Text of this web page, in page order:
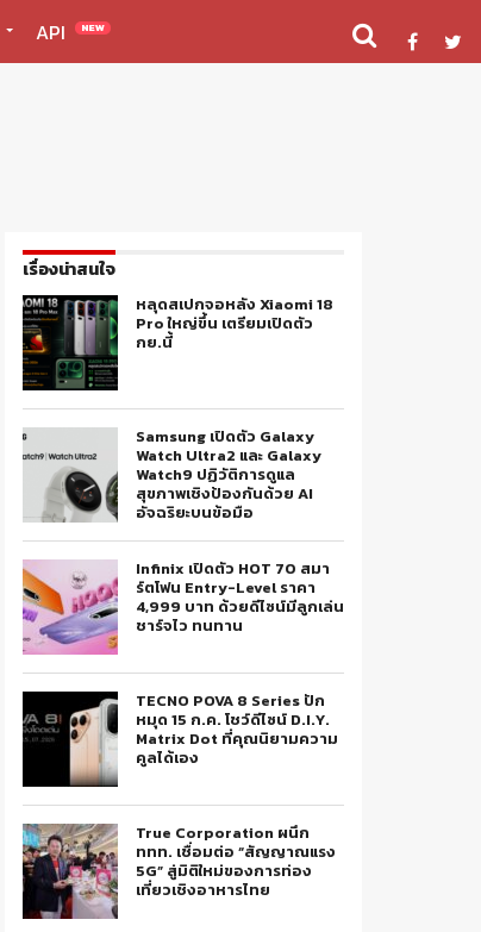
API NEW
เรื่องน่าสนใจ
หลุดสเปกจอหลัง Xiaomi 18
Pro ใหญ่ขึ้น เตรียมเปิดตัว
กย.นี้
Samsung เปิดตัว Galaxy
Watch Ultra2 และ Galaxy
Watch9 ปฏิวัติการดูแล
สุขภาพเชิงป้องกันด้วย AI
อัจฉริยะบนข้อมือ
Infinix เปิดตัว HOT 70 สมา
ร์ตโฟน Entry-Level ราคา
4,999 บาท ด้วยดีไซน์มีลูกเล่น
ชาร์จไว ทนทาน
TECNO POVA 8 Series ปัก
หมุด 15 ก.ค. โชว์ดีไซน์ D.I.Y.
Matrix Dot ที่คุณนิยามความ
คูลได้เอง
True Corporation ผนึก
ททท. เชื่อมต่อ “สัญญาณแรง
5G” สู่มิติใหม่ของการท่อง
เที่ยวเชิงอาหารไทย